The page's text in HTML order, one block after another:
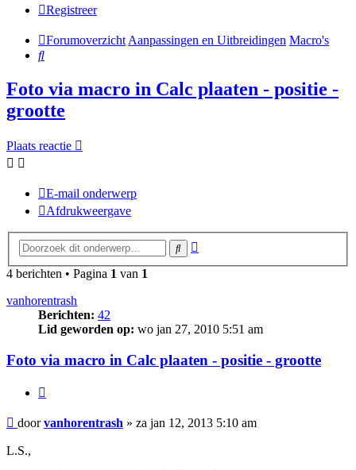
Registreer
Forumoverzicht Aanpassingen en Uitbreidingen Macro's
Zoek
Foto via macro in Calc plaaten - positie -
grootte
Plaats reactie
E-mail onderwerp
Afdrukweergave
Zoek
4 berichten • Pagina 1 van 1
vanhorentrash
Berichten: 42
Lid geworden op: wo jan 27, 2010 5:51 am
Foto via macro in Calc plaaten - positie - grootte
Bericht
doorvanhorentrash » za jan 12, 2013 5:10 am
L.S.,